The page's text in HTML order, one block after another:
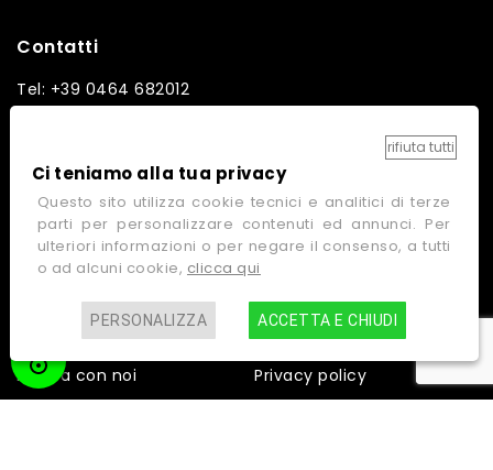
Contatti
Tel: +39 0464 682012
Link rapidi
Lavora con noi
Contatti
Cookie policy
Privacy policy
rifiuta tutti
Ci teniamo alla tua privacy
Questo sito utilizza cookie tecnici e analitici di terze
parti per personalizzare contenuti ed annunci. Per
ulteriori informazioni o per negare il consenso, a tutti
o ad alcuni cookie, clicca qui
PERSONALIZZA ACCETTA E CHIUDI